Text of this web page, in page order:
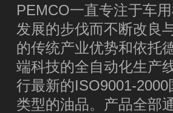
PEMCO一直专注于车
发展的步伐而不断改良
的传统产业优势和依托
端科技的全自动化生产
行最新的ISO9001-
类型的油品。产品全部